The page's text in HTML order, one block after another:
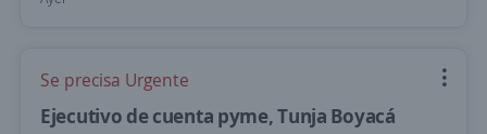
Se precisa Urgente
Ejecutivo de cuenta pyme, Tunja Boyacá